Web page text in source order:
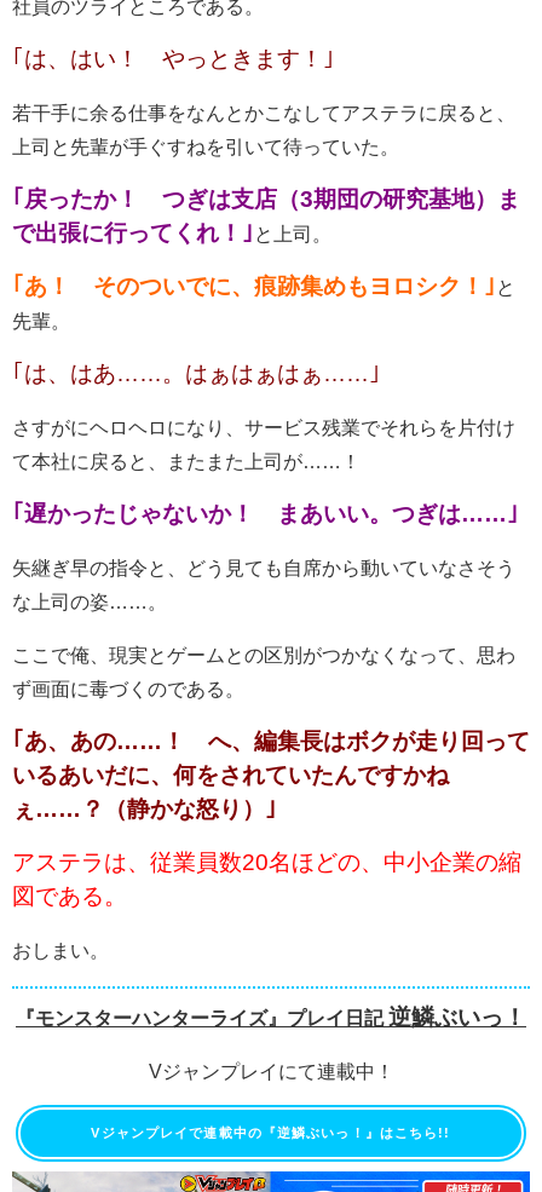
社員のツライところである。
｢は、はい！ やっときます！｣
若干手に余る仕事をなんとかこなしてアステラに戻ると、
上司と先輩が手ぐすねを引いて待っていた。
｢戻ったか！ つぎは支店（3期団の研究基地）ま
で出張に行ってくれ！｣ と上司。
｢あ！ そのついでに、痕跡集めもヨロシク！｣ と
先輩。
｢は、はあ……。はぁはぁはぁ……｣
さすがにヘロヘロになり、サービス残業でそれらを片付け
て本社に戻ると、またまた上司が……！
｢遅かったじゃないか！ まあいい。つぎは……｣
矢継ぎ早の指令と、どう見ても自席から動いていなさそう
な上司の姿……。
ここで俺、現実とゲームとの区別がつかなくなって、思わ
ず画面に毒づくのである。
｢あ、あの……！ へ、編集長はボクが走り回って
いるあいだに、何をされていたんですかね
ぇ……？（静かな怒り）｣
アステラは、従業員数20名ほどの、中小企業の縮
図である。
おしまい。
『モンスターハンターライズ』プレイ日記逆鱗ぶいっ！
Vジャンプレイにて連載中！
Vジャンプレイで連載中の『逆鱗ぶいっ！』はこちら!!